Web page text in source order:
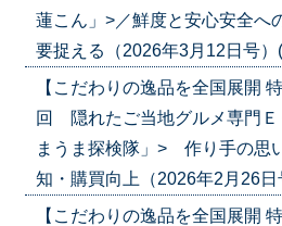
蓮こん」>／鮮度と安心安全へ
要捉える（2026年3月12日号）
【こだわりの逸品を全国展開
回 隠れたご当地グルメ専門Ｅ
まうま探検隊」> 作り手の思
知・購買向上（2026年2月26
【こだわりの逸品を全国展開